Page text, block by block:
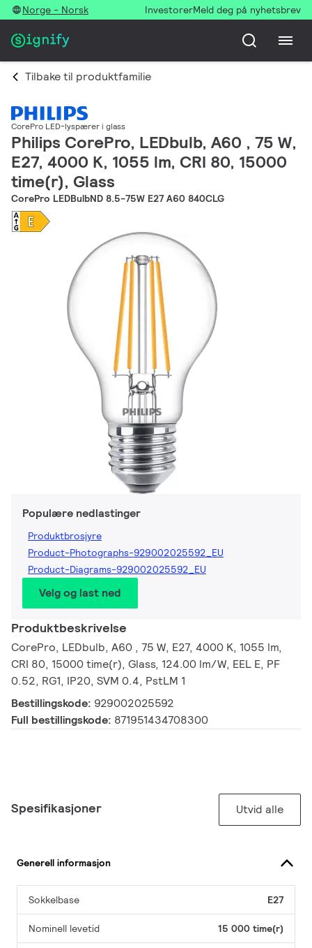
Norge - Norsk InvestorerMeld deg på nyhetsbrev
Tilbake til produktfamilie
CorePro LED-lyspærer i glass
Philips CorePro, LEDbulb, A60 , 75 W,
E27, 4000 K, 1055 lm, CRI 80, 15000
time(r), Glass
CorePro LEDBulbND 8.5-75W E27 A60 840CLG
Populære nedlastinger
Produktbrosjyre
Product-Photographs-929002025592_EU
Product-Diagrams-929002025592_EU
Velg og last ned
Produktbeskrivelse
CorePro, LEDbulb, A60 , 75 W, E27, 4000 K, 1055 lm,
CRI 80, 15000 time(r), Glass, 124.00 lm/W, EEL E, PF
0.52, RG1, IP20, SVM 0.4, PstLM 1
Bestillingskode: 929002025592
Full bestillingskode: 871951434708300
Spesifikasjoner Utvid alle
Generell informasjon
Sokkelbase E27
Nominell levetid 15 000 time(r)